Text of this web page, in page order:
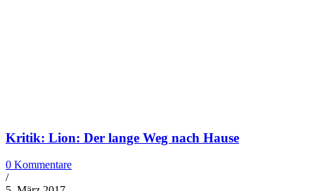
Kritik: Lion: Der lange Weg nach Hause
0 Kommentare
/